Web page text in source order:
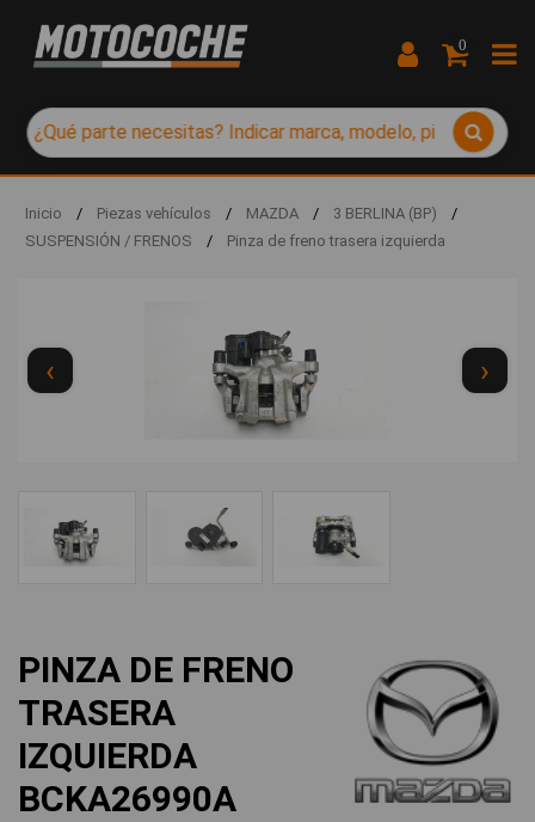
0
Inicio / Piezas vehículos / MAZDA / 3 BERLINA (BP)
/
SUSPENSIÓN / FRENOS
/ Pinza de freno trasera izquierda
‹ ›
PINZA DE FRENO
TRASERA
IZQUIERDA
BCKA26990A